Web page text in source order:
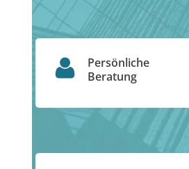
Persönliche
Beratung